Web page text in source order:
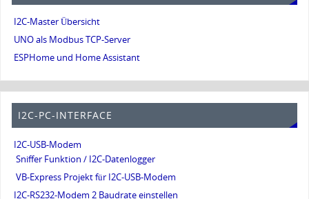
I2C-Master Übersicht
UNO als Modbus TCP-Server
ESPHome und Home Assistant
I2C-PC-INTERFACE
I2C-USB-Modem
Sniffer Funktion / I2C-Datenlogger
VB-Express Projekt für I2C-USB-Modem
I2C-RS232-Modem 2 Baudrate einstellen